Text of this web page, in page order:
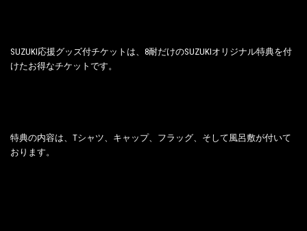
SUZUKI応援グッズ付チケットは、8耐だけのSUZUKIオリジナル特典を付
けたお得なチケットです。
特典の内容は、Tシャツ、キャップ、フラッグ、そして風呂敷が付いて
おります。